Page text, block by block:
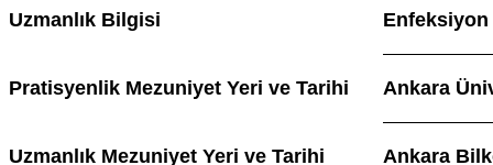
Uzmanlık Bilgisi Enfeksiyon
Pratisyenlik Mezuniyet Yeri ve Tarihi Ankara
Uzmanlık Mezuniyet Yeri ve Tarihi Ankara